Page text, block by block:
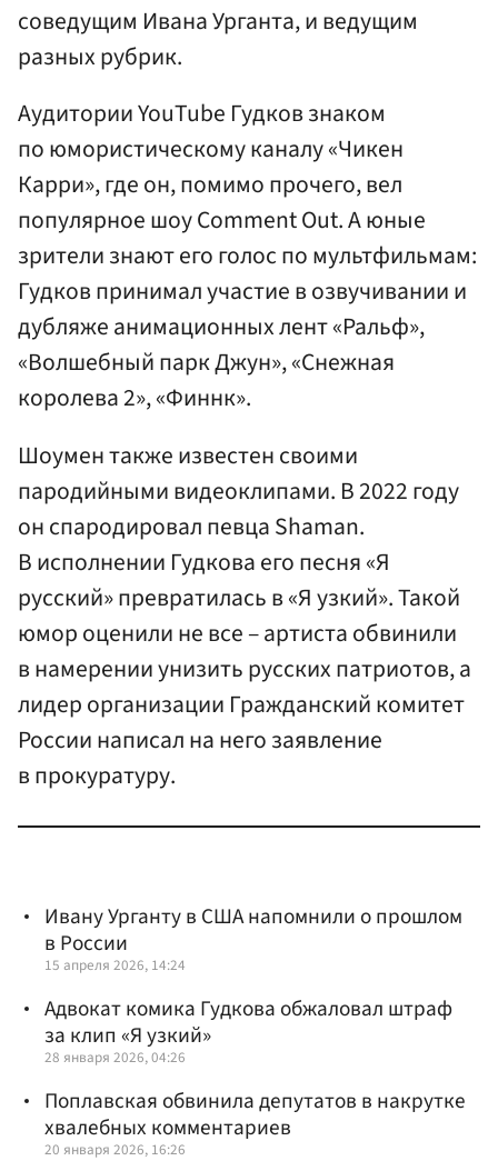
соведущим Ивана Урганта, и ведущим
разных рубрик.
Аудитории YouTube Гудков знаком
по юмористическому каналу «Чикен
Карри», где он, помимо прочего, вел
популярное шоу Comment Out. А юные
зрители знают его голос по мультфильмам:
Гудков принимал участие в озвучивании и
дубляже анимационных лент «Ральф»,
«Волшебный парк Джун», «Снежная
королева 2», «Финнк».
Шоумен также известен своими
пародийными видеоклипами. В 2022 году
он спародировал певца Shaman.
В исполнении Гудкова его песня «Я
русский» превратилась в «Я узкий». Такой
юмор оценили не все – артиста обвинили
в намерении унизить русских патриотов, а
лидер организации Гражданский комитет
России написал на него заявление
в прокуратуру.
Ивану Урганту в США напомнили о прошлом
в России
15 апреля 2026, 14:24
Адвокат комика Гудкова обжаловал штраф
за клип «Я узкий»
28 января 2026, 04:26
Поплавская обвинила депутатов в накрутке
хвалебных комментариев
20 января 2026, 16:26